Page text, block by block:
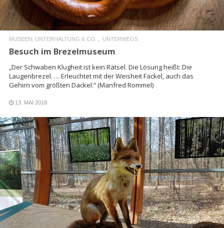
MUSEEN, UNTERHALTUNG & CO. UNTERWEGS
Besuch im Brezelmuseum
„Der Schwaben Klugheit ist kein Rätsel. Die Lösung heißt: Die
Laugenbrezel. … Erleuchtet mit der Weisheit Fackel, auch das
Gehirn vom größten Dackel.“ (Manfred Rommel)
13. MAI 2018
READ MORE